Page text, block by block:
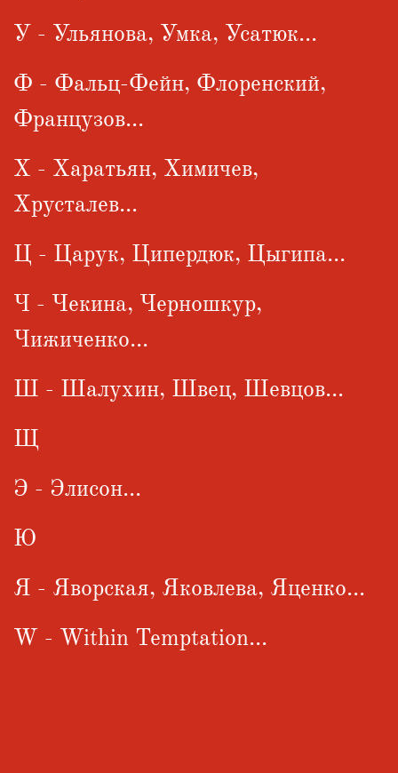
У - Ульянова, Умка, Усатюк...
Ф - Фальц-Фейн, Флоренский,
Французов...
Х - Харатьян, Химичев,
Хрусталев...
Ц - Царук, Ципердюк, Цыгипа...
Ч - Чекина, Черношкур,
Чижиченко...
Ш - Шалухин, Швец, Шевцов...
Щ
Э - Элисон...
Ю
Я - Яворская, Яковлева, Яценко...
W - Within Temptation...